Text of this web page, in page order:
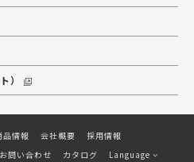
）
品情報 会社概要
採用情報
お問い合わせ カタログ Language